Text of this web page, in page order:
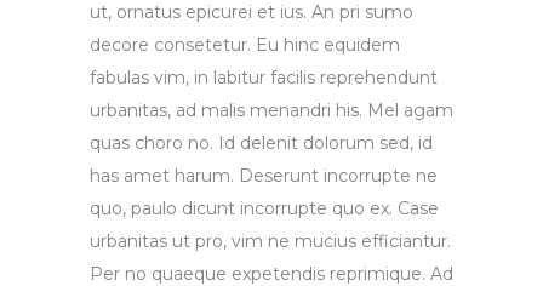
ut, ornatus epicurei et ius. An pri sumo
decore consetetur. Eu hinc equidem
fabulas vim, in labitur facilis reprehendunt
urbanitas, ad malis menandri his. Mel agam
quas choro no. Id delenit dolorum sed, id
has amet harum. Deserunt incorrupte ne
quo, paulo dicunt incorrupte quo ex. Case
urbanitas ut pro, vim ne mucius efficiantur.
Per no quaeque expetendis reprimique. Ad